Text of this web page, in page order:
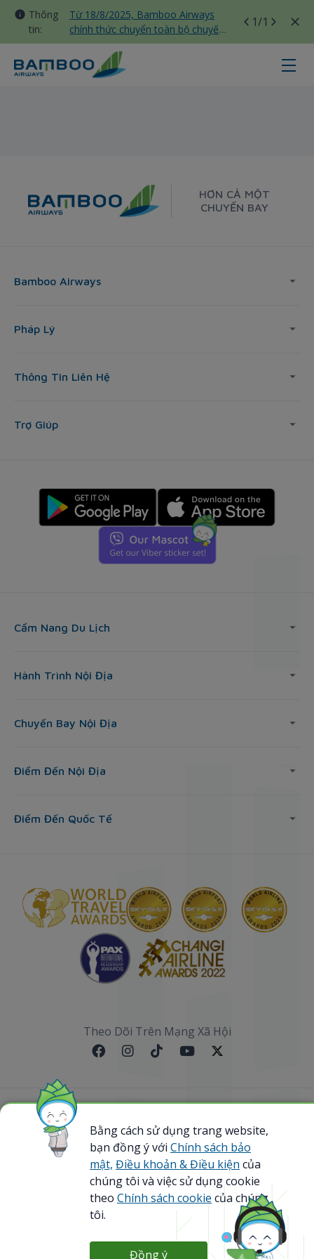
Thông
tin:
Từ 18/8/2025, Bamboo Airways
chính thức chuyển toàn bộ chuyến
bay nội địa sang nhà ga T3 Tân
Sơn Nhất
1/1
HƠN CẢ MỘT
CHUYẾN BAY
Bamboo Airways
Pháp Lý
Thông Tin Liên Hệ
Trợ Giúp
Cẩm Nang Du Lịch
Hành Trình Nội Địa
Chuyến Bay Nội Địa
Điểm Đến Nội Địa
Điểm Đến Quốc Tế
Theo Dõi Trên Mạng Xã Hội
Sơ đồ website
@ 2023 Bamboo Airways Copyright. All Rights
Reserved.
Business Registration Code: 0107867370
Bằng cách sử dụng trang website,
bạn đồng ý với Chính sách bảo
mật, Điều khoản & Điều kiện của
chúng tôi và việc sử dụng cookie
theo Chính sách cookie của chúng
tôi.
Đồng ý